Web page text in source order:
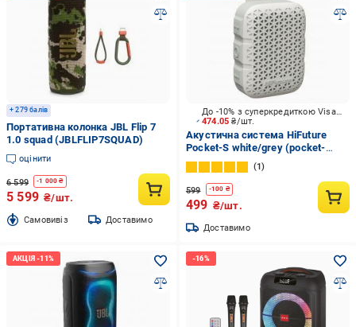
+ 279 балів
Портативна колонка JBL Flip 7
1.0 squad (JBLFLIP7SQUAD)
оцінити
6 599 -1 000 ₴
5 599 ₴/шт.
Cамовивіз Доставимо
474.05₴/шт.
До -10% з суперкредиткою Visa Вигода
Акустична система HiFuture
Pocket-S white/grey (pocket-
s.whitegrey)
1
599 -100 ₴
499 ₴/шт.
Доставимо